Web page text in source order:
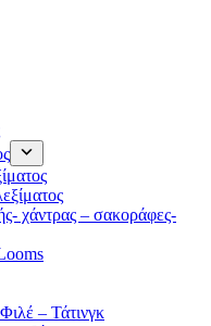
χάντρας – σακοράφες-
– Τάτινγκ